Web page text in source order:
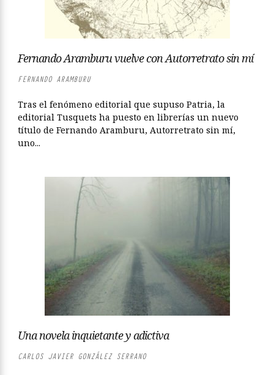
Fernando Aramburu vuelve con Autorretrato sin mí
FERNANDO ARAMBURU
Tras el fenómeno editorial que supuso Patria, la
editorial Tusquets ha puesto en librerías un nuevo
título de Fernando Aramburu, Autorretrato sin mí,
uno...
Una novela inquietante y adictiva
CARLOS JAVIER GONZÁLEZ SERRANO